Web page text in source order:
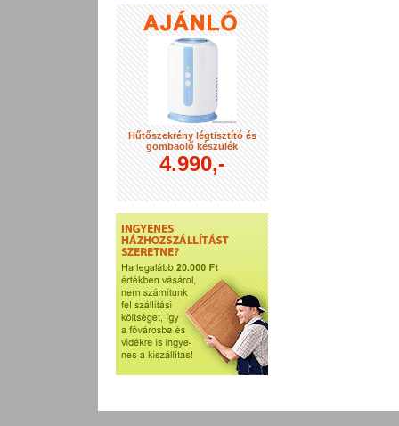
Hűtőszekrény légtisztító és
gombaölő készülék
4.990,-